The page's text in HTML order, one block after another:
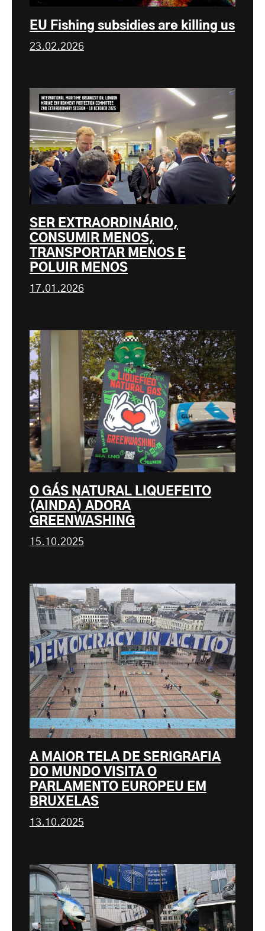
EU Fishing subsidies are killing us
23.02.2026
SER EXTRAORDINÁRIO,
CONSUMIR MENOS,
TRANSPORTAR MENOS E
POLUIR MENOS
17.01.2026
O GÁS NATURAL LIQUEFEITO
(AINDA) ADORA
GREENWASHING
15.10.2025
A MAIOR TELA DE SERIGRAFIA
DO MUNDO VISITA O
PARLAMENTO EUROPEU EM
BRUXELAS
13.10.2025